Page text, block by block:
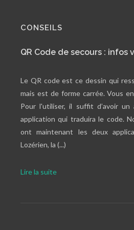
CONSEILS
QR Code de secours : infos
Le QR code est ce dessin qui
mais est de forme carrée. Vous
Pour l'utiliser, il suffit d’avoir
application qui traduira le code.
ont maintenant les deux
Lozérien, la (...)
Lire la suite